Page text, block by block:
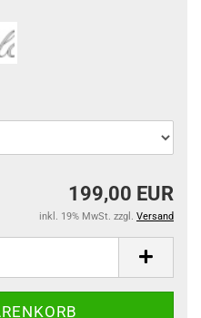
199,00 EUR
inkl. 19% MwSt. zzgl. Versand